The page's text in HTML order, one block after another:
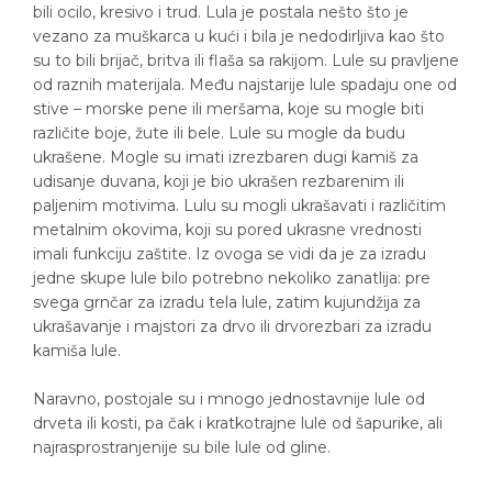
bili ocilo, kresivo i trud. Lula je postala nešto što je
vezano za muškarca u kući i bila je nedodirljiva kao što
su to bili brijač, britva ili flaša sa rakijom. Lule su pravljene
od raznih materijala. Među najstarije lule spadaju one od
stive – morske pene ili meršama, koje su mogle biti
različite boje, žute ili bele. Lule su mogle da budu
ukrašene. Mogle su imati izrezbaren dugi kamiš za
udisanje duvana, koji je bio ukrašen rezbarenim ili
paljenim motivima. Lulu su mogli ukrašavati i različitim
metalnim okovima, koji su pored ukrasne vrednosti
imali funkciju zaštite. Iz ovoga se vidi da je za izradu
jedne skupe lule bilo potrebno nekoliko zanatlija: pre
svega grnčar za izradu tela lule, zatim kujundžija za
ukrašavanje i majstori za drvo ili drvorezbari za izradu
kamiša lule.
Naravno, postojale su i mnogo jednostavnije lule od
drveta ili kosti, pa čak i kratkotrajne lule od šapurike, ali
najrasprostranjenije su bile lule od gline.